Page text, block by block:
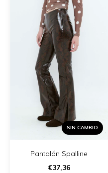
SIN CAMBIO
Pantalón Spalline
€37,36